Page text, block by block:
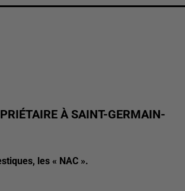
À SAINT-GERMAIN-
les « NAC ».